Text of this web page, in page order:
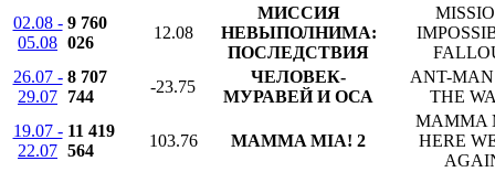
02.08 -
05.08
9 760
026
12.08
МИССИЯ
НЕВЫПОЛНИМА:
ПОСЛЕДСТВИЯ
26.07 -
29.07
8 707
744
-23.75
ЧЕЛОВЕК-
МУРАВЕЙ И ОСА
ANT-
THE
19.07 -
22.07
11 419
564
103.76 MAMMA MIA! 2
MAMMA
HERE